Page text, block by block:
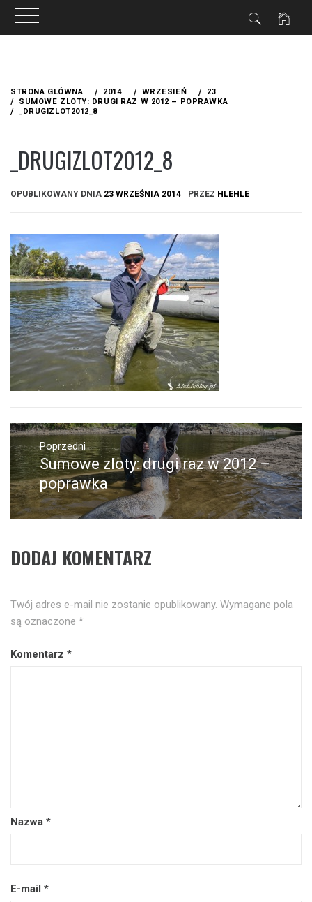
treści
STRONA GŁÓWNA 2014 WRZESIEŃ
23
SUMOWE ZLOTY: DRUGI RAZ W 2012 – POPRAWKA
_DRUGIZLOT2012_8
_DRUGIZLOT2012_8
OPUBLIKOWANY DNIA 23 WRZEŚNIA 2014 PRZEZ HLEHLE
Nawigacja
wpisuPoprzedni
Poprzedni
wpis:
Sumowe zloty: drugi raz w 2012 –
poprawka
DODAJ KOMENTARZ
Twój adres e-mail nie zostanie opublikowany. Wymagane pola
są oznaczone *
Komentarz *
Nazwa *
E-mail *